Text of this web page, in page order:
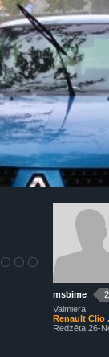
msbime
Valmiera
Renault Clio .
Redzēta 26-